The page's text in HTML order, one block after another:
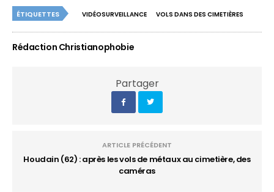
ÉTIQUETTES VIDÉOSURVEILLANCE VOLS DANS DES CIMETIÈRES
Rédaction Christianophobie
Partager
ARTICLE PRÉCÉDENT
Houdain (62) : après les vols de métaux au cimetière, des
caméras